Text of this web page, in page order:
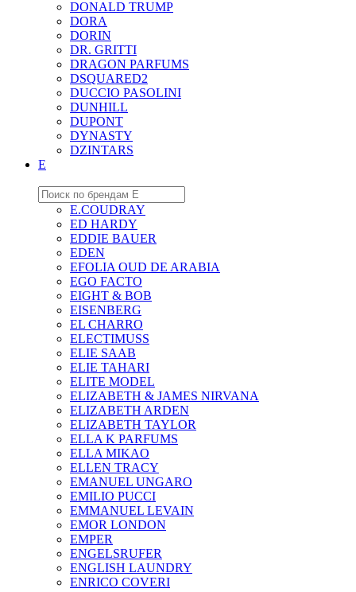
DONALD TRUMP
DORA
DORIN
DR. GRITTI
DRAGON PARFUMS
DSQUARED2
DUCCIO PASOLINI
DUNHILL
DUPONT
DYNASTY
DZINTARS
E
E.COUDRAY
ED HARDY
EDDIE BAUER
EDEN
EFOLIA OUD DE ARABIA
EGO FACTO
EIGHT & BOB
EISENBERG
EL CHARRO
ELECTIMUSS
ELIE SAAB
ELIE TAHARI
ELITE MODEL
ELIZABETH & JAMES NIRVANA
ELIZABETH ARDEN
ELIZABETH TAYLOR
ELLA K PARFUMS
ELLA MIKAO
ELLEN TRACY
EMANUEL UNGARO
EMILIO PUCCI
EMMANUEL LEVAIN
EMOR LONDON
EMPER
ENGELSRUFER
ENGLISH LAUNDRY
ENRICO COVERI